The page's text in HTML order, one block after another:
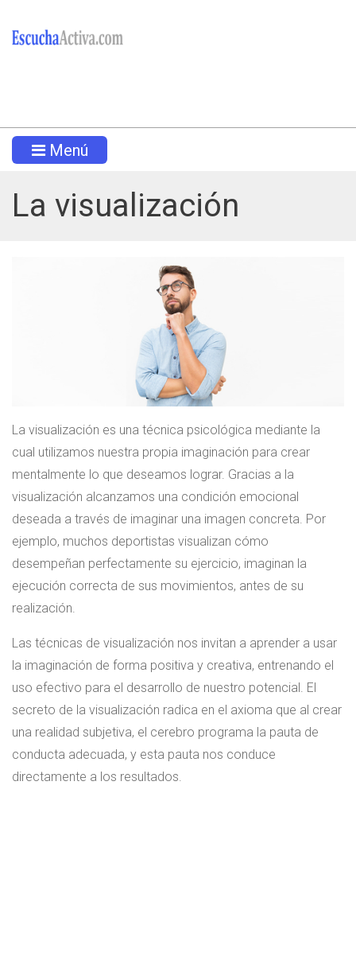
Menú
La visualización
La visualización es una técnica psicológica mediante la
cual utilizamos nuestra propia imaginación para crear
mentalmente lo que deseamos lograr. Gracias a la
visualización alcanzamos una condición emocional
deseada a través de imaginar una imagen concreta. Por
ejemplo, muchos deportistas visualizan cómo
desempeñan perfectamente su ejercicio, imaginan la
ejecución correcta de sus movimientos, antes de su
realización.
Las técnicas de visualización nos invitan a aprender a usar
la imaginación de forma positiva y creativa, entrenando el
uso efectivo para el desarrollo de nuestro potencial. El
secreto de la visualización radica en el axioma que al crear
una realidad subjetiva, el cerebro programa la pauta de
conducta adecuada, y esta pauta nos conduce
directamente a los resultados.